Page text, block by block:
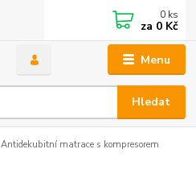
Menu
Hledat
0 ks
za 0 Kč
Antidekubitní matrace s kompresorem